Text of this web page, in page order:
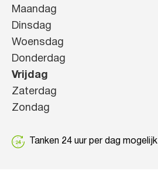
Maandag
Dinsdag
Woensdag
Donderdag
Vrijdag
Zaterdag
Zondag
Tanken 24 uur per dag mogelijk